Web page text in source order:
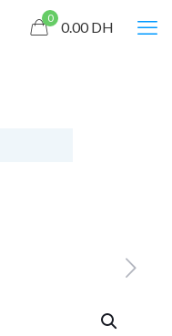
0
0.00DH